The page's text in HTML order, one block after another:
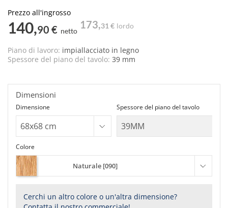
Prezzo all'ingrosso
140,90 € netto
173,31 € lordo
Piano di lavoro: impiallacciato in legno
Spessore del piano del tavolo: 39 mm
Colore
Naturale [090]
Cerchi un altro colore o un'altra dimensione?
Dimensione Spessore del piano del tavolo
Dimensioni